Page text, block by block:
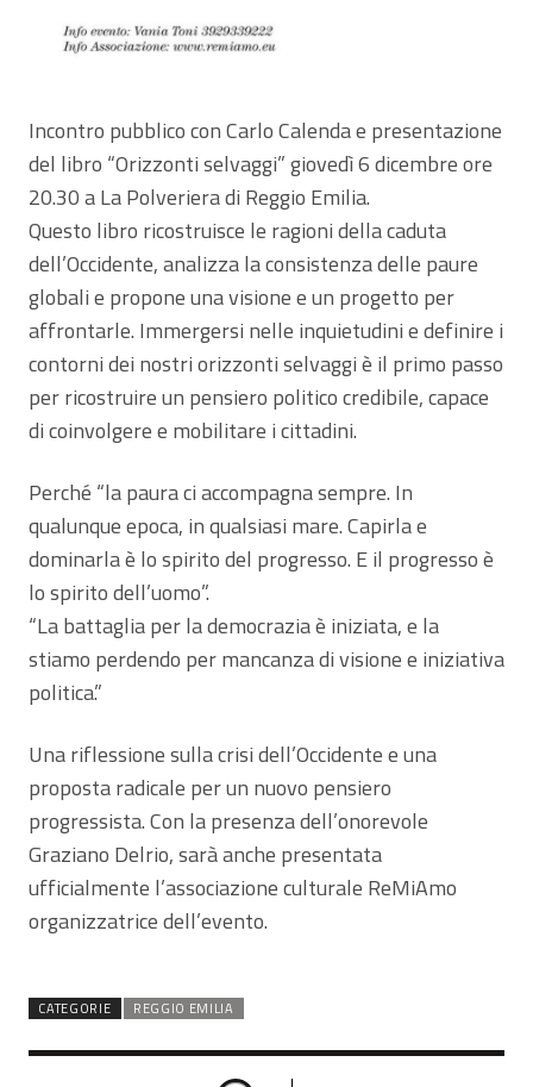
Incontro pubblico con Carlo Calenda e presentazione
del libro “Orizzonti selvaggi” giovedì 6 dicembre ore
20.30 a La Polveriera di Reggio Emilia.
Questo libro ricostruisce le ragioni della caduta
dell’Occidente, analizza la consistenza delle paure
globali e propone una visione e un progetto per
affrontarle. Immergersi nelle inquietudini e definire i
contorni dei nostri orizzonti selvaggi è il primo passo
per ricostruire un pensiero politico credibile, capace
di coinvolgere e mobilitare i cittadini.
Perché “la paura ci accompagna sempre. In
qualunque epoca, in qualsiasi mare. Capirla e
dominarla è lo spirito del progresso. E il progresso è
lo spirito dell’uomo”.
“La battaglia per la democrazia è iniziata, e la
stiamo perdendo per mancanza di visione e iniziativa
politica.”
Una riflessione sulla crisi dell’Occidente e una
proposta radicale per un nuovo pensiero
progressista. Con la presenza dell’onorevole
Graziano Delrio, sarà anche presentata
ufficialmente l’associazione culturale ReMiAmo
organizzatrice dell’evento.
CATEGORIE REGGIO EMILIA